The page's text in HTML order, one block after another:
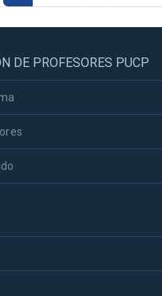
DE PROFESORES PUCP